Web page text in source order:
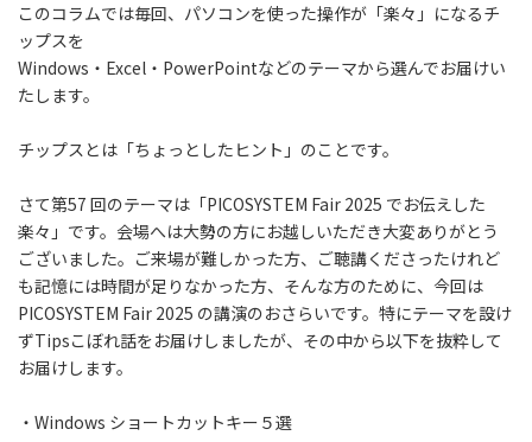
このコラムでは毎回、パソコンを使った操作が「楽々」になるチ
ップスを
Windows・Excel・PowerPointなどのテーマから選んでお届けい
たします。
チップスとは「ちょっとしたヒント」のことです。
さて第57 回のテーマは「PICOSYSTEM Fair 2025 でお伝えした
楽々」です。会場へは大勢の方にお越しいただき大変ありがとう
ございました。ご来場が難しかった方、ご聴講くださったけれど
も記憶には時間が足りなかった方、そんな方のために、今回は
PICOSYSTEM Fair 2025 の講演のおさらいです。特にテーマを設け
ずTipsこぼれ話をお届けしましたが、その中から以下を抜粋して
お届けします。
・Windows ショートカットキー５選